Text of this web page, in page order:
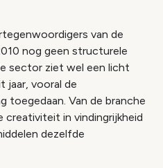
van de
nog geen structurele
sector ziet wel een licht
jaar, vooral de
toegedaan. Van de branche
in vindingrijkheid
dezelfde